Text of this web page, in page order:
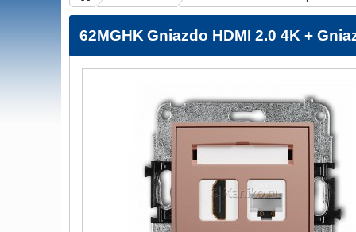
62MGHK Gniazdo HDMI 2.0 4K +